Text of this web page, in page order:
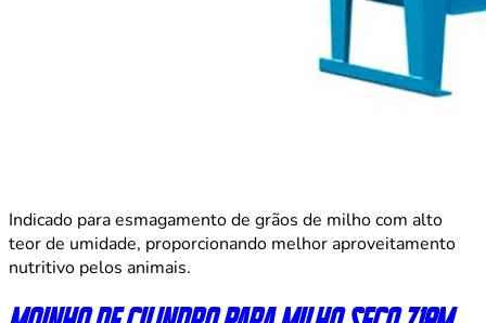
Indicado para esmagamento de grãos de milho com alto
teor de umidade, proporcionando melhor aproveitamento
nutritivo pelos animais.